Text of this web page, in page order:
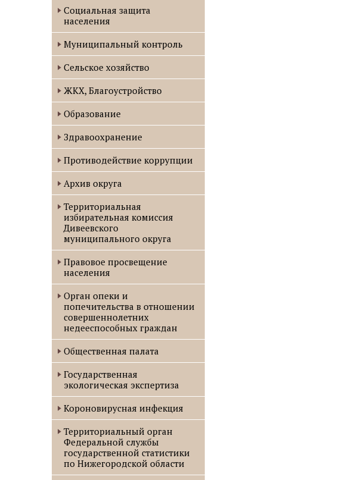
Социальная защита
населения
Муниципальный контроль
Сельское хозяйство
ЖКХ, Благоустройство
Образование
Здравоохранение
Противодействие коррупции
Архив округа
Территориальная
избирательная комиссия
Дивеевского
муниципального округа
Правовое просвещение
населения
Орган опеки и
попечительства в отношении
совершеннолетних
недееспособных граждан
Общественная палата
Государственная
экологическая экспертиза
Короновирусная инфекция
Территориальный орган
Федеральной службы
государственной статистики
по Нижегородской области